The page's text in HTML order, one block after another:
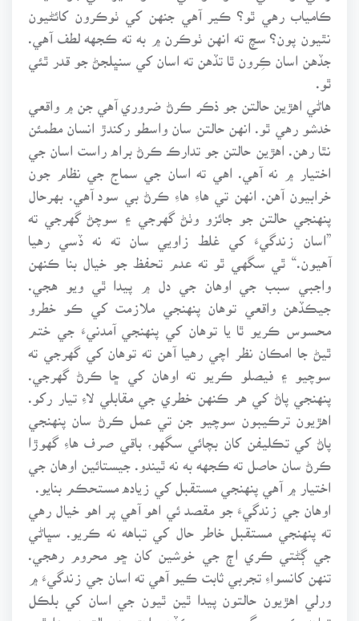
ڪامياب رهي ٿو؟ ڪير آهي جنهن کي ٺوڪرون کائڻيون
نٿيون پون؟ سچ ته انهن ٺوڪرن ۾ به ته ڪجهه لطف آهي.
جڏهن اسان ڪِرون ٿا تڏهن ته اسان کي سنڀلجڻ جو قدر ٿئي
هاڻي اهڙين حالتن جو ذڪر ڪرڻ ضروري آهي جن ۾ واقعي
خدشو رهي ٿو. انهن حالتن سان واسطو رکندڙ انسان مطمئن
نٿا رهن. اهڙين حالتن جو تدارڪ ڪرڻ براه راست اسان جي
اختيار ۾ نه آهي. اهي ته اسان جي سماج جي نظام جون
خرابيون آهن. انهن تي هاءِ هاءِ ڪرڻ بي سود آهي. بهرحال
پنهنجي حالتن جو جائزو وٺڻ گهرجي ۽ سوچڻ گهرجي ته
”اسان زندگيءَ کي غلط زاويي سان ته نه ڏسي رهيا
آهيون.“ ٿي سگهي ٿو ته عدم تحفظ جو خيال بنا ڪنهن
واجبي سبب جي اوهان جي دل ۾ پيدا ٿي ويو هجي.
جيڪڏهن واقعي توهان پنهنجي ملازمت کي ڪو خطرو
محسوس ڪريو ٿا يا توهان کي پنهنجي آمدنيءَ جي ختم
ٿيڻ جا امڪان نظر اچي رهيا آهن ته توهان کي گهرجي ته
سوچيو ۽ فيصلو ڪريو ته اوهان کي ڇا ڪرڻ گهرجي.
پنهنجي پاڻ کي هر ڪنهن خطري جي مقابلي لاءِ تيار رکو.
اهڙيون ترڪيبون سوچيو جن تي عمل ڪرڻ سان پنهنجي
پاڻ کي تڪليفن کان بچائي سگهو، باقي صرف هاءِ گهوڙا
ڪرڻ سان حاصل ته ڪجهه به نه ٿيندو. جيستائين اوهان جي
اختيار ۾ آهي پنهنجي مستقبل کي زياده مستحڪم بنايو.
اوهان جي زندگيءَ جو مقصد ئي اهو آهي پر اهو خيال رهي
ته پنهنجي مستقبل خاطر حال کي تباهه نه ڪريو. سڀاڻي
جي ڳڻتي ڪري اڄ جي خوشين کان ڇو محروم رهجي.
تنهن کانسواءِ تجربي ثابت ڪيو آهي ته اسان جي زندگيءَ ۾
ورلي اهڙيون حالتون پيدا ٿين ٿيون جي اسان کي بلڪل
تباهه ڪري سگهن پر جي ڪڏهن اهڙيون حالتون پيدا ٿين